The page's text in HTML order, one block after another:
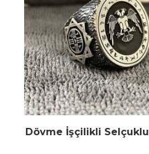
Dövme İşçilikli Selçuklu